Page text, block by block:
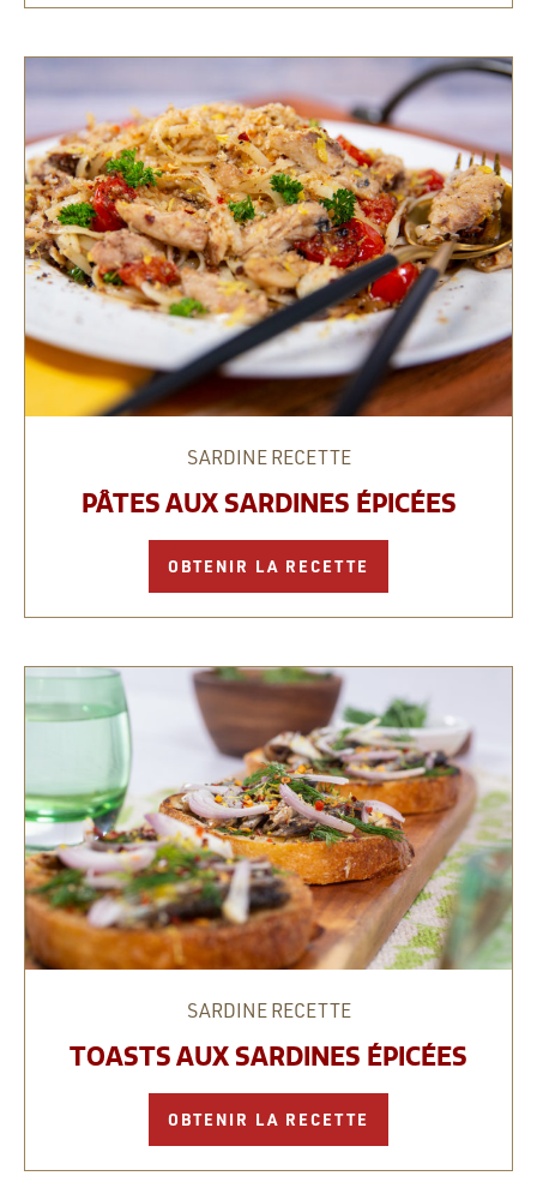
SARDINERECETTE
PÂTES AUX SARDINES ÉPICÉES
OBTENIR LA RECETTE
SARDINERECETTE
TOASTS AUX SARDINES ÉPICÉES
OBTENIR LA RECETTE